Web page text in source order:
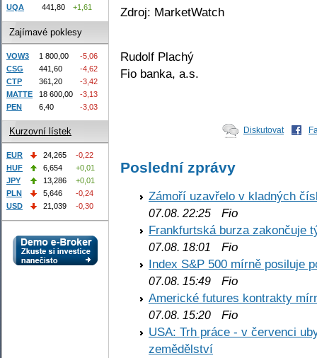
Zdroj: MarketWatch
Rudolf Plachý
Fio banka, a.s.
Diskutovat
Poslední zprávy
Zámoří uzavřelo v kladných
07.08. 22:25 Fio
Frankfurtská burza zakončuje
07.08. 18:01
Fio
Index S&P 500 mírně posiluje
07.08. 15:49 Fio
Americké futures kontrakty
07.08. 15:20 Fio
USA: Trh práce - v červenci
zemědělství
UQA
441,80 +1,61
Zajímavé poklesy
VOW3 1 800,00
-5,06
CSG
441,60
-4,62
CTP
361,20
-3,42
MATTE
18 600,00
-3,13
PEN
6,40 -3,03
Kurzovní lístek
EUR 24,265
-0,22
HUF
6,654
+0,01
JPY
13,286
+0,01
PLN
5,646
-0,24
USD
21,039 -0,30